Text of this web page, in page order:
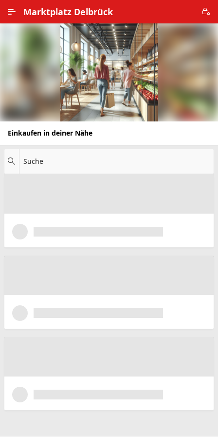
Marktplatz Delbrück
Alle Ortsteile
Impressum
Nutzungsbedingungen
Datenschutz
Einkaufen in deiner Nähe
Suche